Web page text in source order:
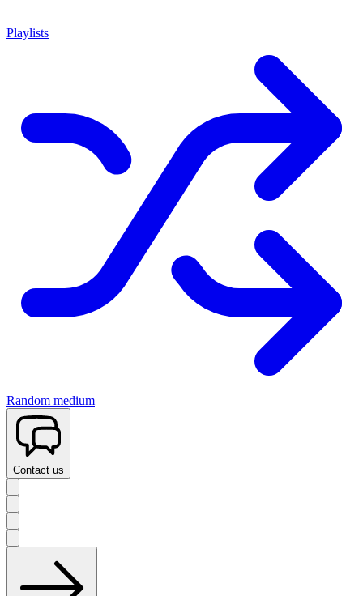
Playlists
Random medium
Contact us